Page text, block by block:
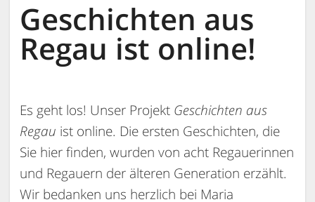
Geschichten aus
Regau ist online!
Es geht los! Unser Projekt Geschichten aus
Regau ist online. Die ersten Geschichten, die
Sie hier finden, wurden von acht Regauerinnen
und Regauern der älteren Generation erzählt.
Wir bedanken uns herzlich bei Maria